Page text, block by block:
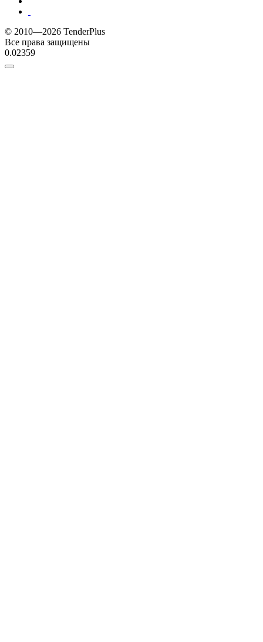
© 2010—2026 TenderPlus
Все права защищены
0.02359